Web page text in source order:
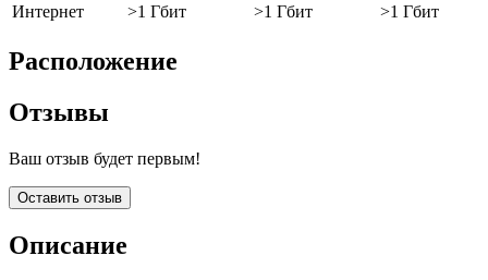
Интернет
>1 Гбит >1 Гбит >1 Гбит
Расположение
Отзывы
Ваш отзыв будет первым!
Оставить отзыв
Описание